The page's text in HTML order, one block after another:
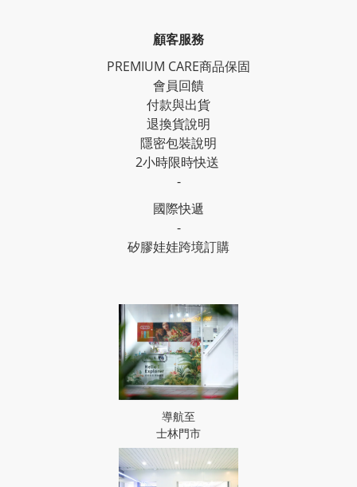
顧客服務
PREMIUM CARE商品保固
會員回饋
付款與出貨
退換貨說明
隱密包裝說明
2小時限時快送
-
國際快遞
-
矽膠娃娃跨境訂購
導航至
士林門市